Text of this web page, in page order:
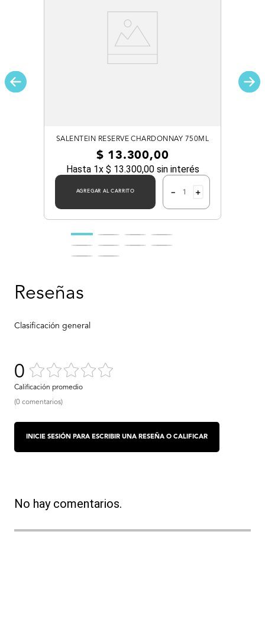
SALENTEIN RESERVE CHARDONNAY 750ML
$ 13.300,00
Hasta 1x $ 13.300,00sin interés
AGREGAR AL CARRITO ＋
－
0
(0 comentarios)
No hay comentarios.